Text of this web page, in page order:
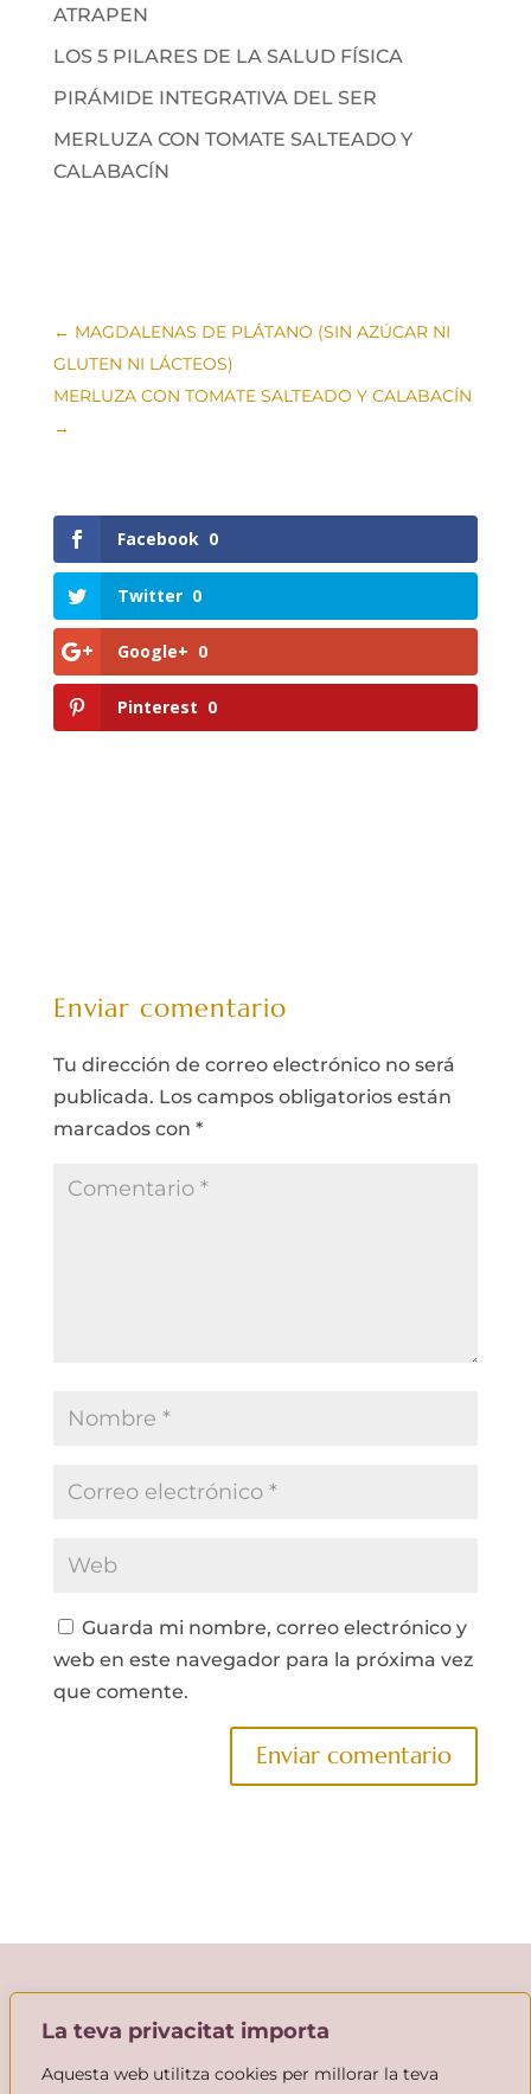
La teva privacitat importa
Aquesta web utilitza cookies per millorar la teva
ATRAPEN
LOS 5 PILARES DE LA SALUD FÍSICA
PIRÁMIDE INTEGRATIVA DEL SER
MERLUZA CON TOMATE SALTEADO Y
CALABACÍN
← MAGDALENAS DE PLÁTANO (SIN AZÚCAR NI
GLUTEN NI LÁCTEOS)
MERLUZA CON TOMATE SALTEADO Y CALABACÍN
→
Facebook 0
Twitter 0
Google+ 0
Pinterest 0
Enviar comentario
Tu dirección de correo electrónico no será
publicada. Los campos obligatorios están
marcados con *
Guarda mi nombre, correo electrónico y
web en este navegador para la próxima vez
que comente.